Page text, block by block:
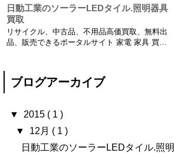
日動工業のソーラーLEDタイル.照明器具
買取
リサイクル、中古品、不用品高価買取、無料出
品、販売できるポータルサイト 家電 家具 買
買取りから小型建設機械の買取り、農業機械や
工業機械の買取も行っております。 建材買取：
ブログアーカイブ
▼ 2015 ( 1 )
▼ 12月 ( 1 )
日動工業のソーラーLEDタイル.照明